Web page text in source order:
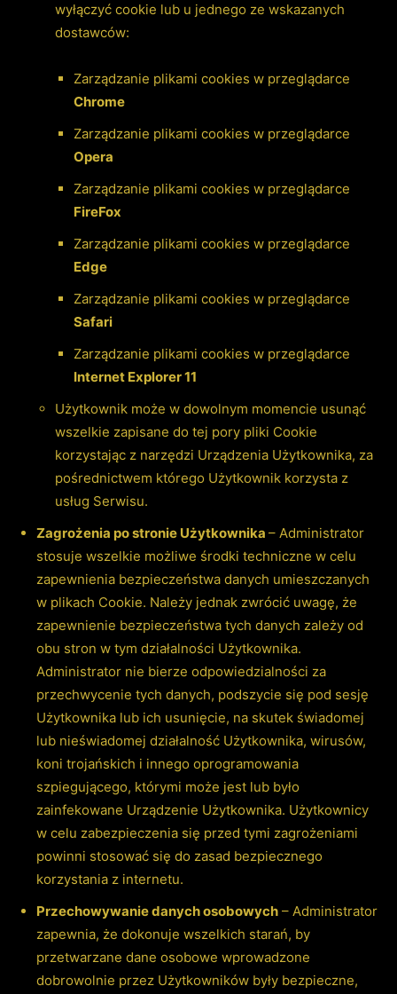
wyłączyć cookie lub u jednego ze wskazanych
dostawców:
Zarządzanie plikami cookies w przeglądarce
Chrome
Zarządzanie plikami cookies w przeglądarce
Opera
Zarządzanie plikami cookies w przeglądarce
FireFox
Zarządzanie plikami cookies w przeglądarce
Edge
Zarządzanie plikami cookies w przeglądarce
Safari
Zarządzanie plikami cookies w przeglądarce
Internet Explorer 11
Użytkownik może w dowolnym momencie usunąć
wszelkie zapisane do tej pory pliki Cookie
korzystając z narzędzi Urządzenia Użytkownika, za
pośrednictwem którego Użytkownik korzysta z
usług Serwisu.
Zagrożenia po stronie Użytkownika – Administrator
stosuje wszelkie możliwe środki techniczne w celu
zapewnienia bezpieczeństwa danych umieszczanych
w plikach Cookie. Należy jednak zwrócić uwagę, że
zapewnienie bezpieczeństwa tych danych zależy od
obu stron w tym działalności Użytkownika.
Administrator nie bierze odpowiedzialności za
przechwycenie tych danych, podszycie się pod sesję
Użytkownika lub ich usunięcie, na skutek świadomej
lub nieświadomej działalność Użytkownika, wirusów,
koni trojańskich i innego oprogramowania
szpiegującego, którymi może jest lub było
zainfekowane Urządzenie Użytkownika. Użytkownicy
w celu zabezpieczenia się przed tymi zagrożeniami
powinni stosować się do zasad bezpiecznego
korzystania z internetu.
Przechowywanie danych osobowych – Administrator
zapewnia, że dokonuje wszelkich starań, by
przetwarzane dane osobowe wprowadzone
dobrowolnie przez Użytkowników były bezpieczne,